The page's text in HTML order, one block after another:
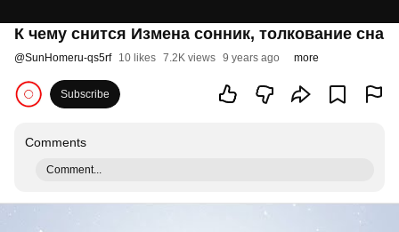
К чему снится Измена сонник, толкование сна
@SunHomeru-qs5rf 10 likes 7.2K views 9 years ago more
Subscribe
Comments
Comment...